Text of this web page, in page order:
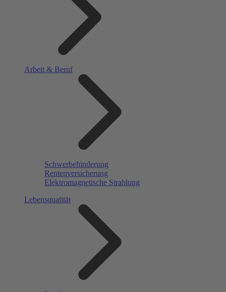
Arbeit & Beruf
Schwerbehinderung
Rentenversicherung
Elektromagnetische Strahlung
Lebensqualität